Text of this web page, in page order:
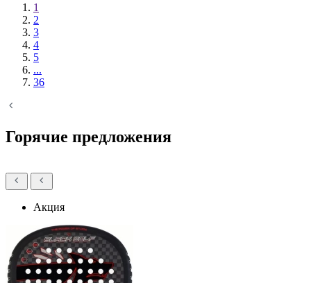
1
2
3
4
5
...
36
Горячие предложения
Акция